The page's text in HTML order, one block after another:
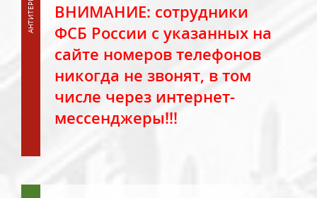
ВНИМАНИЕ: сотрудники
ФСБ России с указанных на
сайте номеров телефонов
никогда не звонят, в том
числе через интернет-
мессенджеры!!!